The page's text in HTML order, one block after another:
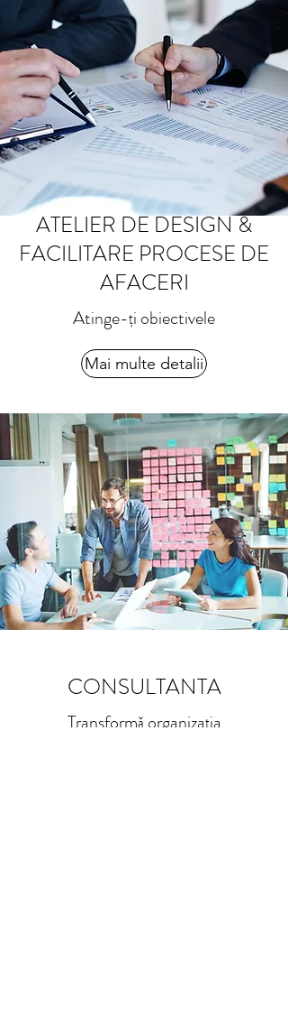
ATELIER DE DESIGN &
FACILITARE PROCESE DE
AFACERI
Atinge-ți obiectivele
Mai multe detalii
CONSULTANTA
Transformă organizația